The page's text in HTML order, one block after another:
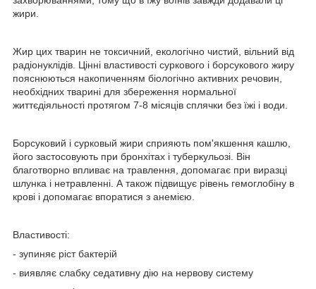
жири.
Жир цих тварин не токсичний, екологічно чистий, вільний від
радіонуклідів. Цінні властивості суркового і борсукового жиру
пояснюються накопиченням біологічно активних речовин,
необхідних тварині для збереження нормальної
життєдіяльності протягом 7-8 місяців сплячки без їжі і води.
Борсуковий і сурковый жири сприяють пом'якшення кашлю,
його застосовують при бронхітах і туберкульозі. Він
благотворно впливає на травлення, допомагає при виразці
шлунка і нетравленні. А також підвищує рівень гемоглобіну в
крові і допомагає впоратися з анемією.
Властивості:
- зупиняє ріст бактерій
- виявляє слабку седативну дію на нервову систему